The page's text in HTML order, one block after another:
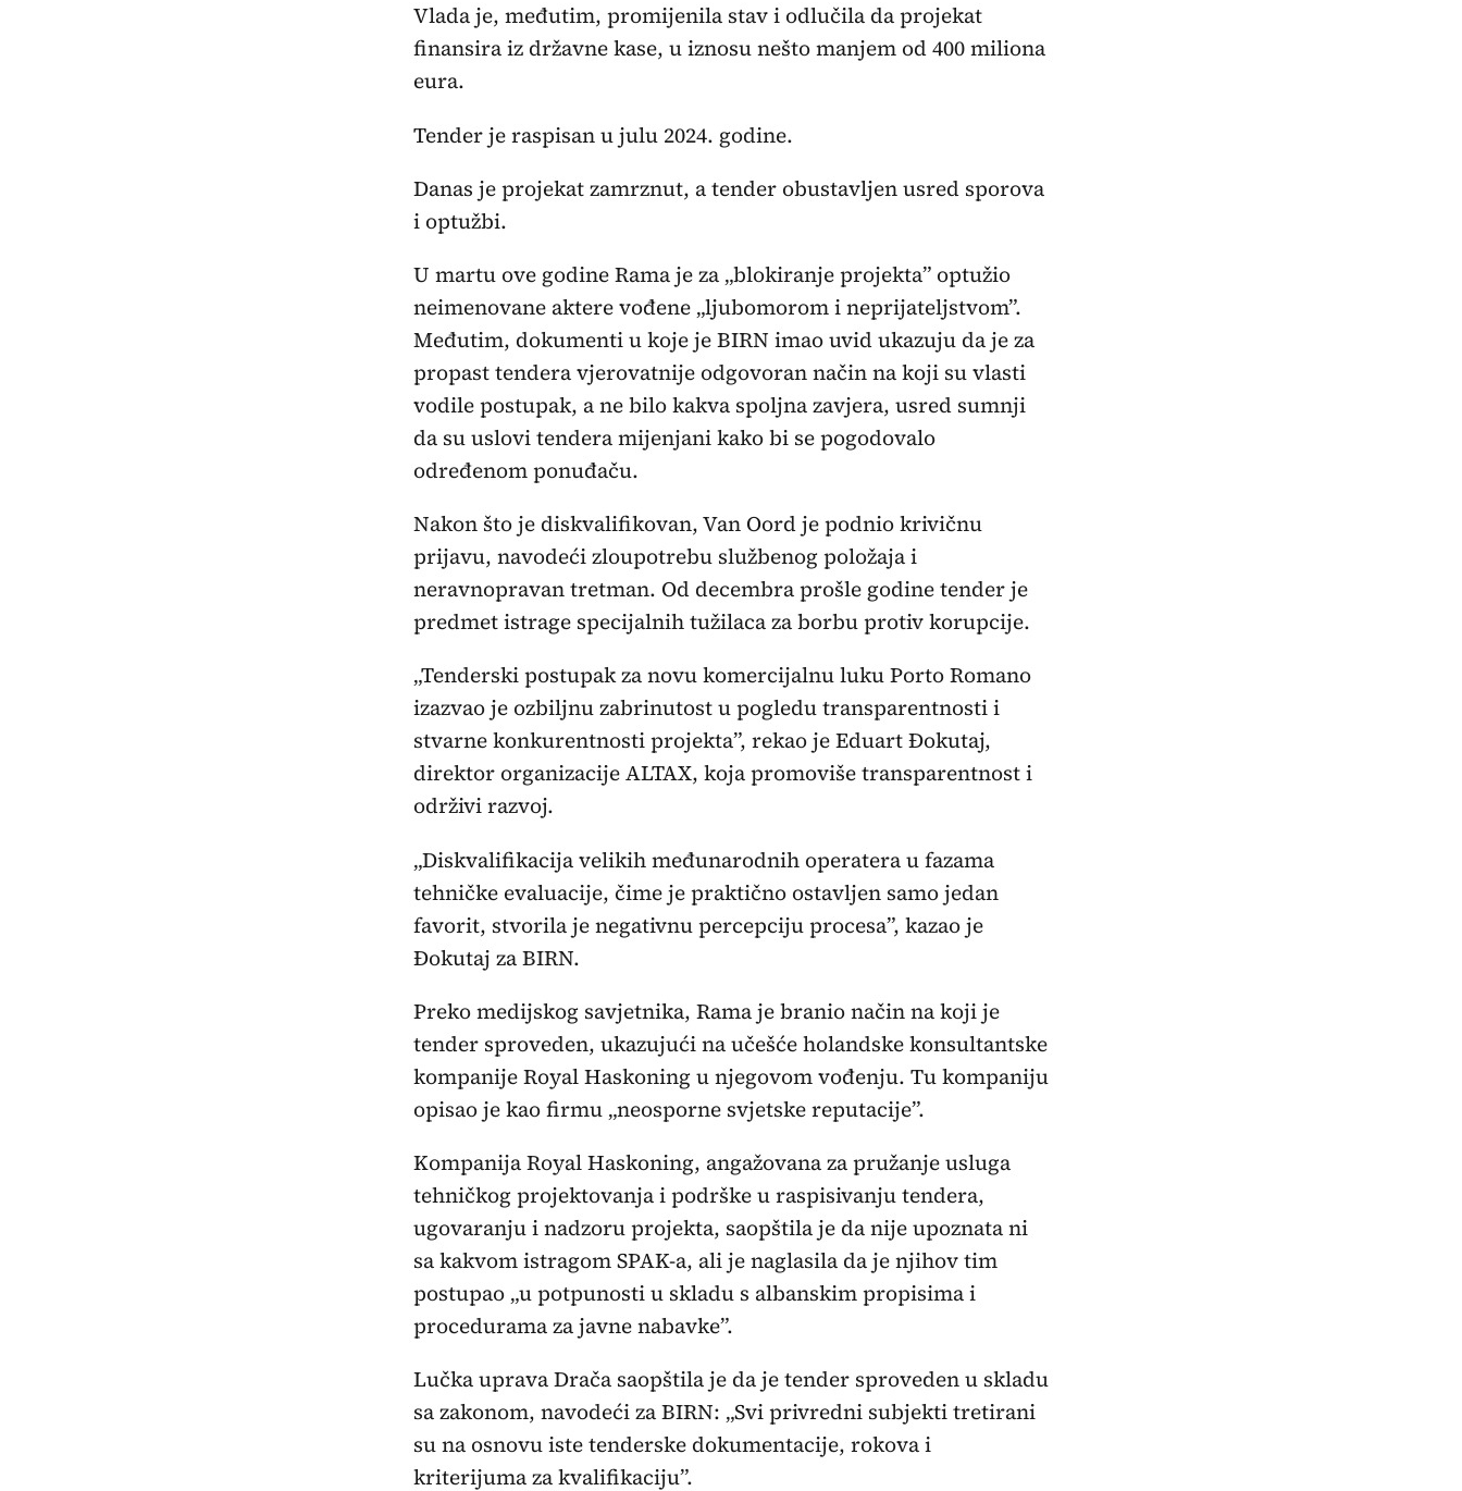
Vlada je, međutim, promijenila stav i odlučila da projekat
finansira iz državne kase, u iznosu nešto manjem od 400 miliona
eura.
Tender je raspisan u julu 2024. godine.
Danas je projekat zamrznut, a tender obustavljen usred sporova
i optužbi.
U martu ove godine Rama je za „blokiranje projekta” optužio
neimenovane aktere vođene „ljubomorom i neprijateljstvom”.
Međutim, dokumenti u koje je BIRN imao uvid ukazuju da je za
propast tendera vjerovatnije odgovoran način na koji su vlasti
vodile postupak, a ne bilo kakva spoljna zavjera, usred sumnji
da su uslovi tendera mijenjani kako bi se pogodovalo
određenom ponuđaču.
Nakon što je diskvalifikovan, Van Oord je podnio krivičnu
prijavu, navodeći zloupotrebu službenog položaja i
neravnopravan tretman. Od decembra prošle godine tender je
predmet istrage specijalnih tužilaca za borbu protiv korupcije.
„Tenderski postupak za novu komercijalnu luku Porto Romano
izazvao je ozbiljnu zabrinutost u pogledu transparentnosti i
stvarne konkurentnosti projekta”, rekao je Eduart Đokutaj,
direktor organizacije ALTAX, koja promoviše transparentnost i
održivi razvoj.
„Diskvalifikacija velikih međunarodnih operatera u fazama
tehničke evaluacije, čime je praktično ostavljen samo jedan
favorit, stvorila je negativnu percepciju procesa”, kazao je
Đokutaj za BIRN.
Preko medijskog savjetnika, Rama je branio način na koji je
tender sproveden, ukazujući na učešće holandske konsultantske
kompanije Royal Haskoning u njegovom vođenju. Tu kompaniju
opisao je kao firmu „neosporne svjetske reputacije”.
Kompanija Royal Haskoning, angažovana za pružanje usluga
tehničkog projektovanja i podrške u raspisivanju tendera,
ugovaranju i nadzoru projekta, saopštila je da nije upoznata ni
sa kakvom istragom SPAK-a, ali je naglasila da je njihov tim
postupao „u potpunosti u skladu s albanskim propisima i
procedurama za javne nabavke”.
Lučka uprava Drača saopštila je da je tender sproveden u skladu
sa zakonom, navodeći za BIRN: „Svi privredni subjekti tretirani
su na osnovu iste tenderske dokumentacije, rokova i
kriterijuma za kvalifikaciju”.